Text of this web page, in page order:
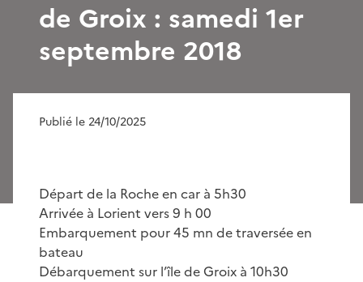
de Groix : samedi 1er
septembre 2018
Publié le 24/10/2025
Départ de la Roche en car à 5h30
Arrivée à Lorient vers 9 h 00
Embarquement pour 45 mn de traversée en
bateau
Débarquement sur l’île de Groix à 10h30